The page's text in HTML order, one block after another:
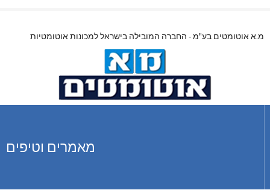
מ.א אוטומטים בע"מ - החברה המובילה בישראל למכונות אוטומטיות
מאמרים וטיפים